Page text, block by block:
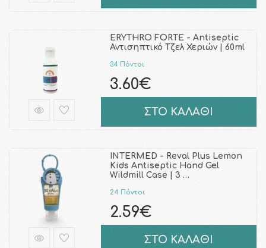
ERYTHRO FORTE - Antiseptic
Αντισηπτικό Τζελ Χεριών | 60ml
34 Πόντοι
3.60€
ΣΤΟ ΚΑΛΑΘΙ
INTERMED - Reval Plus Lemon
Kids Antiseptic Hand Gel
Wildmill Case | 3 …
24 Πόντοι
2.59€
ΣΤΟ ΚΑΛΑΘΙ